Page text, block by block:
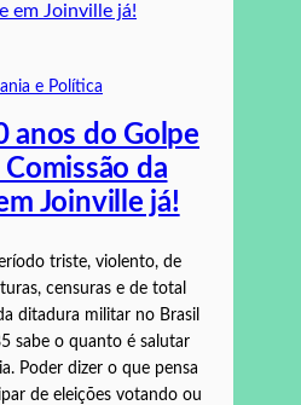
e Política
anos do Golpe
da
Joinville já!
triste, violento, de
censuras e de total
ditadura militar no Brasil
sabe o quanto é salutar
Poder dizer o que pensa
de eleições votando ou